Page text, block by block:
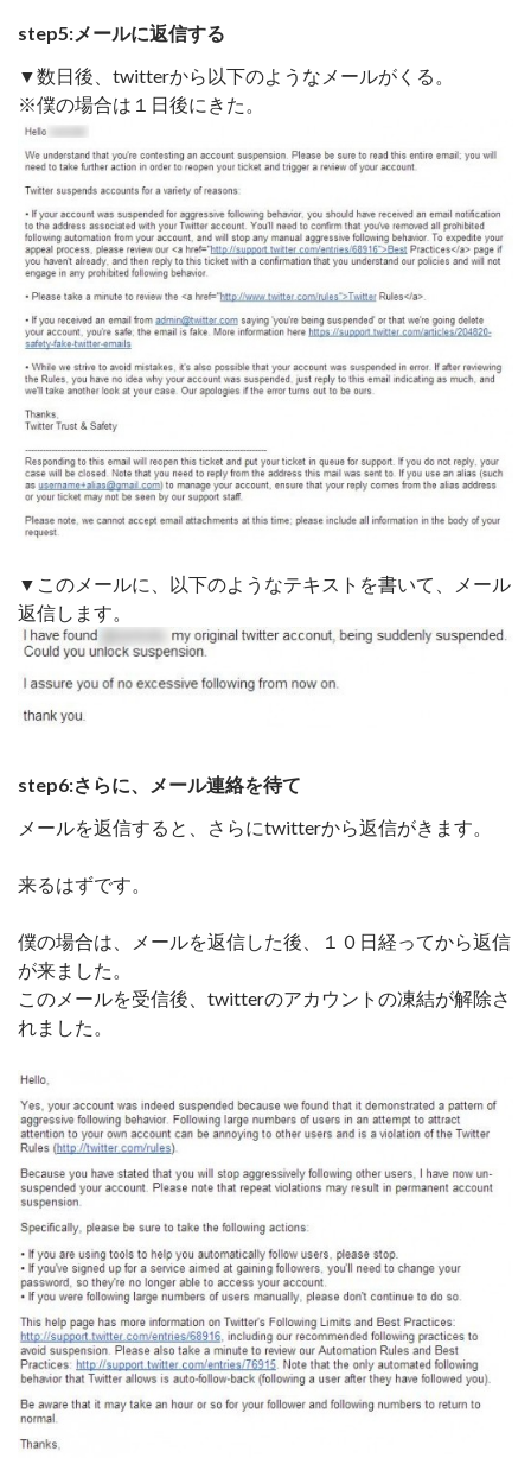
step5:メールに返信する
▼数日後、twitterから以下のようなメールがくる。
※僕の場合は１日後にきた。
▼このメールに、以下のようなテキストを書いて、メール
返信します。
step6:さらに、メール連絡を待て
メールを返信すると、さらにtwitterから返信がきます。
来るはずです。
僕の場合は、メールを返信した後、１０日経ってから返信
が来ました。
このメールを受信後、twitterのアカウントの凍結が解除さ
れました。